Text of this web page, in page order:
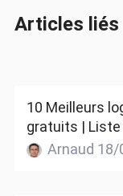
Articles liés
10 Meilleurs
gratuits |
Arnaud